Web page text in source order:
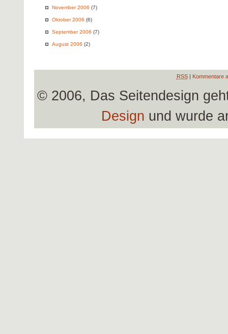
November 2006 (7)
Oktober 2006 (6)
September 2006 (7)
August 2006 (2)
RSS| Kommentare
© 2006, Das Seitendesign
Design und wurde